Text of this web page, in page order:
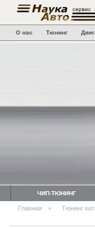
О нас Тюнинг
ЧИП-ТЮНИНГ
Главная Тюнинг